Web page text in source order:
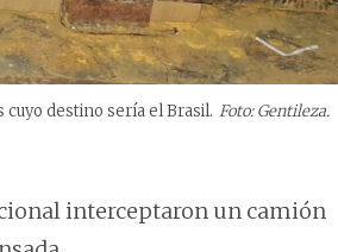
destino sería el Brasil. Foto: Gentileza.
interceptaron un camión